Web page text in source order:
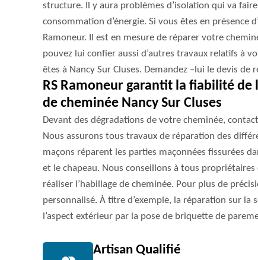
structure. Il y aura problèmes d’isolation qui va
consommation d’énergie. Si vous êtes en présence
Ramoneur. Il est en mesure de réparer votre
pouvez lui confier aussi d’autres travaux relatifs à
êtes à Nancy Sur Cluses. Demandez –lui le devis de
RS Ramoneur garantit la fiabilité
de cheminée Nancy Sur Cluses
Devant des dégradations de votre cheminée,
Nous assurons tous travaux de réparation des
maçons réparent les parties maçonnées fissurées
et le chapeau. Nous conseillons à tous
réaliser l’habillage de cheminée. Pour plus de
personnalisé. À titre d’exemple, la réparation sur la
l’aspect extérieur par la pose de briquette de
Artisan Qualifié